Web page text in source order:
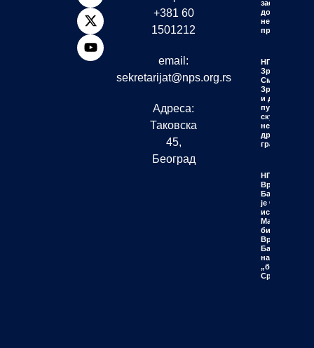
+381 60
1501212
email:
sekretarijat@nps.org.rs
Адреса:
Таковска
45,
Београд
заслужују
достојанство,
не политичку
пропаганду
НПС
Зрењанин:
Смеће у
Зрењанину
и до шест
пута
скупље
него у
другим
градовима
НПС
Врањска
Бања: Да
је чуо
истину,
Мацут не
би
Врањску
Бању
назвао
„бисером
Србије“